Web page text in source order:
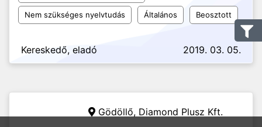
Nem szükséges nyelvtudás Általános Beosztott
Kereskedő, eladó 2019. 03. 05.
Gödöllő, Diamond Plusz Kft.